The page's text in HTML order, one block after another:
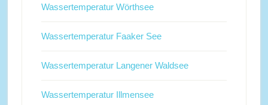
Wassertemperatur Wörthsee
Wassertemperatur Faaker See
Wassertemperatur Langener Waldsee
Wassertemperatur Illmensee